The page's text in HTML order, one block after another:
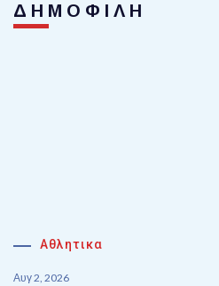
ΔΗΜΟΦΙΛΗ
Αθλητικα
Αυγ 2, 2026